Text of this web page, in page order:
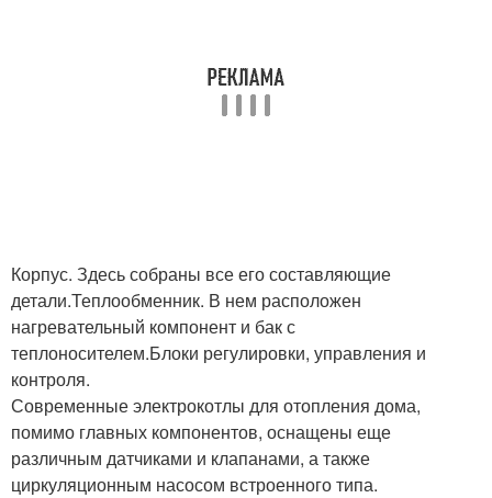
Корпус. Здесь собраны все его составляющие
детали.Теплообменник. В нем расположен
нагревательный компонент и бак с
теплоносителем.Блоки регулировки, управления и
контроля.
Современные электрокотлы для отопления дома,
помимо главных компонентов, оснащены еще
различным датчиками и клапанами, а также
циркуляционным насосом встроенного типа.